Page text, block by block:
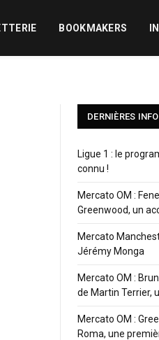
BOOKMAKERS
DERNIÈRES
Ligue 1 : le
connu !
Mercato OM :
Greenwood, un
Mercato
Jérémy Monga
Mercato OM :
de Martin Terrier,
Mercato OM :
Roma, une